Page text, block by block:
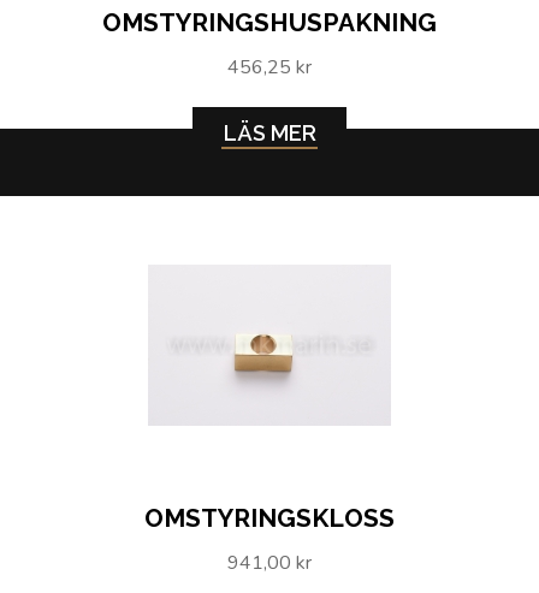
OMSTYRINGSHUSPAKNING
456,25 kr
LÄS MER
OMSTYRINGSKLOSS
941,00 kr